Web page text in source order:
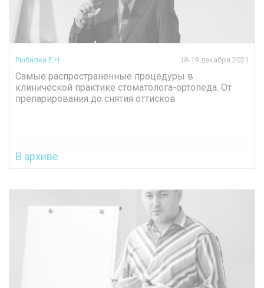
Рыбалка Е.Н. 18-19 декабря 2021
Самые распространенные процедуры в
клинической практике стоматолога-ортопеда. От
препарирования до снятия оттисков
В архиве